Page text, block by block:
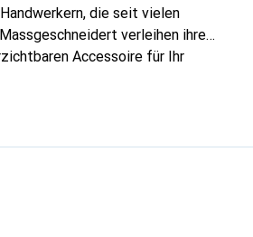
die seit vielen
verleihen ihre
Accessoire für Ihr